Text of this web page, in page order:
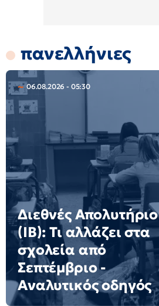
πανελλήνιες
06.08.2026 - 05:30
Διεθνές Απολυτήριο
(IB): Τι αλλάζει στα
σχολεία από
Σεπτέμβριο -
Αναλυτικός οδηγός